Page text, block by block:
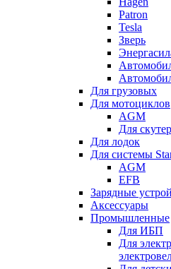
Patron
Tesla
Зверь
Для грузовых
Для мотоциклов
AGM
Для
Для лодок
Для системы
AGM
EFB
Зарядные
Аксессуары
Промышленные
Для ИБП
Для